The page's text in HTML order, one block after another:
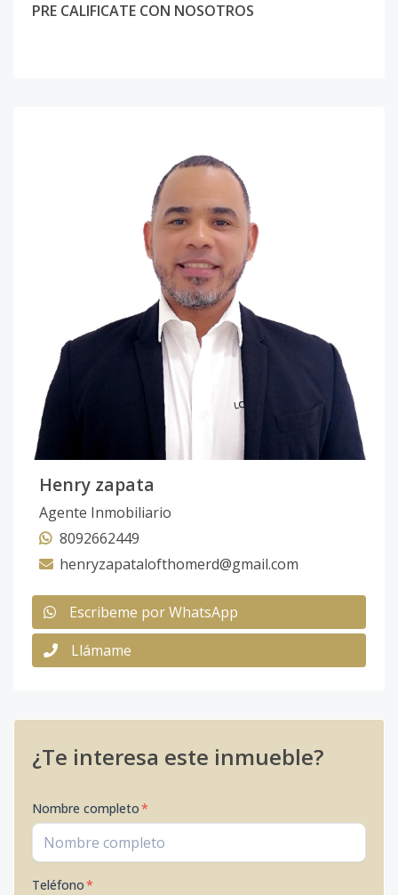
PRE CALIFICATE CON NOSOTROS
Henry zapata
Agente Inmobiliario
8092662449
henryzapatalofthomerd@gmail.com
Escribeme por WhatsApp
Llámame
¿Te interesa este inmueble?
Nombre completo*
Teléfono*